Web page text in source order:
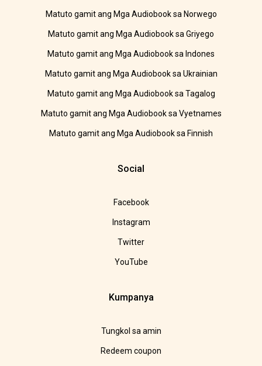
Matuto gamit ang Mga Audiobook sa Norwego
Matuto gamit ang Mga Audiobook sa Griyego
Matuto gamit ang Mga Audiobook sa Indones
Matuto gamit ang Mga Audiobook sa Ukrainian
Matuto gamit ang Mga Audiobook sa Tagalog
Matuto gamit ang Mga Audiobook sa Vyetnames
Matuto gamit ang Mga Audiobook sa Finnish
Social
Facebook
Instagram
Twitter
YouTube
Kumpanya
Tungkol sa amin
Redeem coupon